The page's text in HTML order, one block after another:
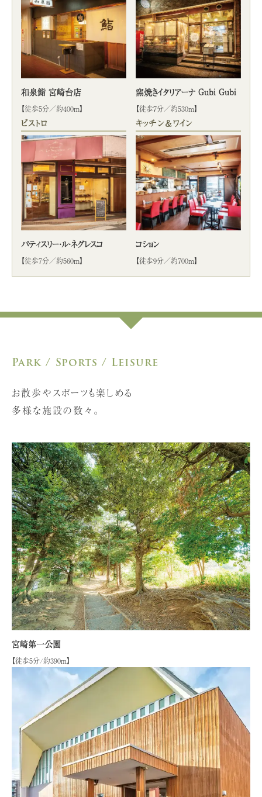
和泉鮨 宮崎台店
【徒歩5分／約400m】
窯焼きイタリアーナ Gubi Gubi
【徒歩7分／約530m】
ビストロ
パティスリー・ル・ネグレスコ
【徒歩7分／約560m】
キッチン＆ワイン
コション
【徒歩9分／約700m】
Park / Sports / Leisure
お散歩やスポーツも楽しめる
多様な施設の数々。
宮崎第一公園
【徒歩5分/約390ｍ】